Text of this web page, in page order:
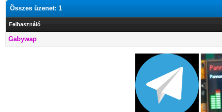
Összes üzenet: 1
Felhasználó
Gabywap